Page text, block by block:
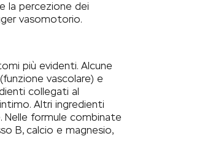
la percezione dei
vasomotorio.
più evidenti. Alcune
vascolare) e
collegati al
Altri ingredienti
Nelle formule combinate
B, calcio e magnesio,